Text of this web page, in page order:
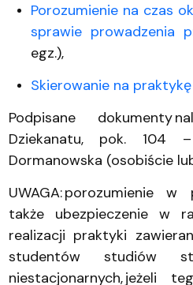
Porozumienie na czas
sprawie prowadzenia
egz.),
Skierowanie na praktykę
Podpisane dokumenty
Dziekanatu, pok. 104
Dormanowska (osobiście
UWAGA: porozumienie
także ubezpieczenie w
realizacji praktyki
studentów studiów
niestacjonarnych, jeżeli